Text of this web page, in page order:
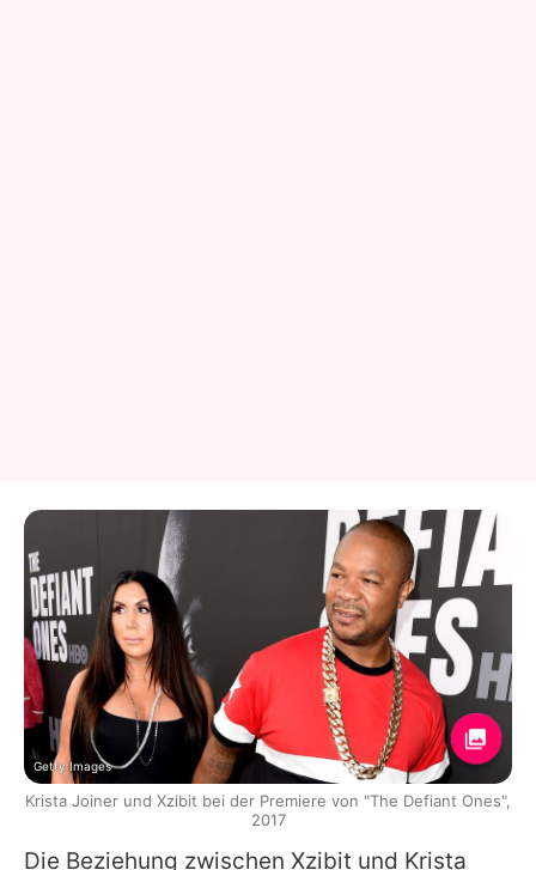
Die Beziehung zwischen Xzibit und Krista
Getty Images
Krista Joiner und Xzibit bei der Premiere von "The Defiant Ones",
2017